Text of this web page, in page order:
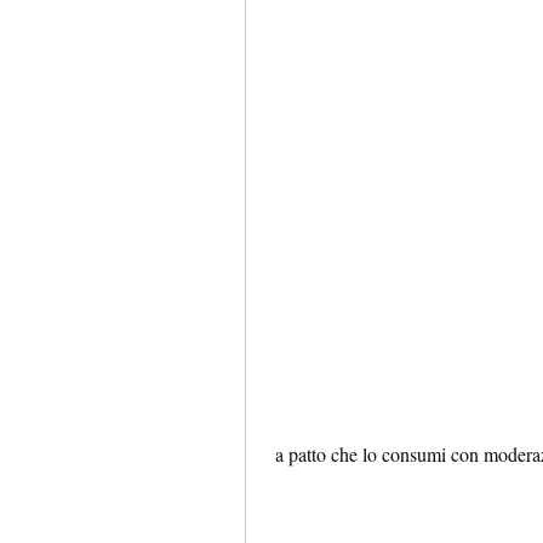
a patto che lo consumi con